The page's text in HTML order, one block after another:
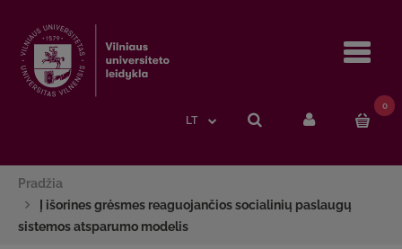
LT
0
Pradžia
Į išorines grėsmes reaguojančios socialinių paslaugų
sistemos atsparumo modelis